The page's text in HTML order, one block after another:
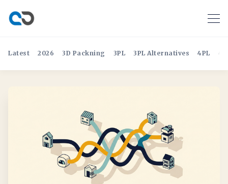
Latest 2026 3D Packning 3PL 3PL Alternatives 4PL